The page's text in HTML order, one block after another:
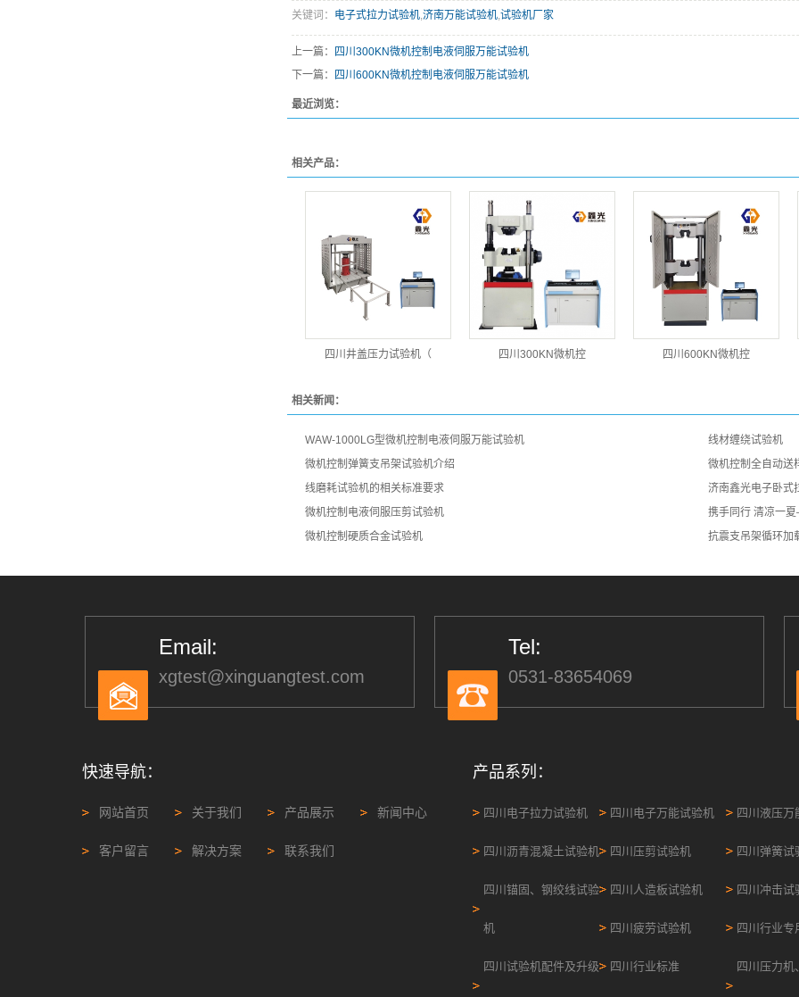
关键词： 电子式拉力试验机,济南万能试验机,试验机厂家
上一篇：
四川300KN微机控制电液伺服万能试验机
下一篇：
四川600KN微机控制电液伺服万能试验机
最近浏览：
相关产品：
四川井盖压力试验机（ 四川300KN微机控 四川600KN微机控
相关新闻：
WAW-1000LG型微机控制电液伺服万能试验机
线材缠绕试验机
微机控制弹簧支吊架试验机介绍
微机控制全自动送
线磨耗试验机的相关标准要求
济南鑫光电子卧式
微机控制电液伺服压剪试验机
携手同行 清凉一
微机控制硬质合金试验机
抗震支吊架循环加
Email:
xgtest@xinguangtest.com
Tel:
0531-83654069
快速导航：
网站首页 关于我们 产品展示 新闻中心
客户留言 解决方案 联系我们
产品系列：
四川电子拉力试验机 四川电子万能试验机 四川液压万
四川沥青混凝土试验机 四川压剪试验机 四川弹簧试
四川锚固、钢绞线试验
机
四川人造板试验机 四川冲击试
四川疲劳试验机 四川行业专
四川试验机配件及升级 四川行业标准 四川压力机